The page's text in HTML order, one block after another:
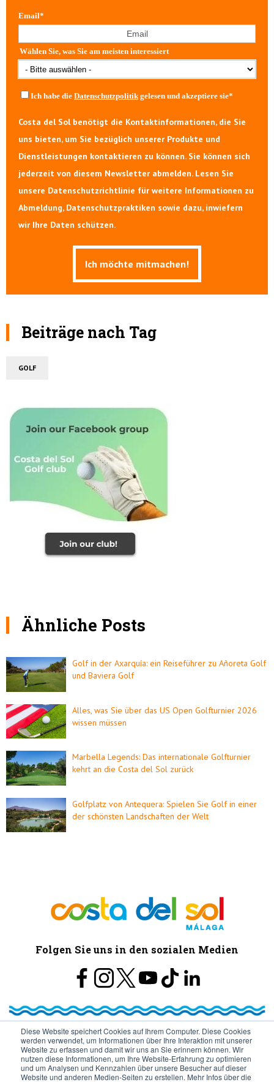
Diese Website speichert Cookies auf Ihrem Computer. Diese Cookies
werden verwendet, um Informationen über Ihre Interaktion mit unserer
Website zu erfassen und damit wir uns an Sie erinnern können. Wir
nutzen diese Informationen, um Ihre Website-Erfahrung zu optimieren
und um Analysen und Kennzahlen über unsere Besucher auf dieser
Website und anderen Medien-Seiten zu erstellen. Mehr Infos über die
Email*
Wählen Sie, was Sie am meisten interessiert
Ich habe die Datenschutzpolitikgelesen und akzeptiere sie*
Costa del Sol benötigt die Kontaktinformationen, die Sie
uns bieten, um Sie bezüglich unserer Produkte und
Dienstleistungen kontaktieren zu können. Sie können sich
jederzeit von diesem Newsletter abmelden. Lesen Sie
unsere Datenschutzrichtlinie für weitere Informationen zu
Abmeldung, Datenschutzpraktiken sowie dazu, inwiefern
wir Ihre Daten schützen.
Beiträge nach Tag
GOLF
Ähnliche Posts
Golf in der Axarquía: ein Reiseführer zu Añoreta Golf
und Baviera Golf
Alles, was Sie über das US Open Golfturnier 2026
wissen müssen
Marbella Legends: Das internationale Golfturnier
kehrt an die Costa del Sol zurück
Golfplatz von Antequera: Spielen Sie Golf in einer
der schönsten Landschaften der Welt
Folgen Sie uns in den sozialen Medien
© Turismo y Planificación Costa del Sol S.L.U. Todos los Derechos
Reservados